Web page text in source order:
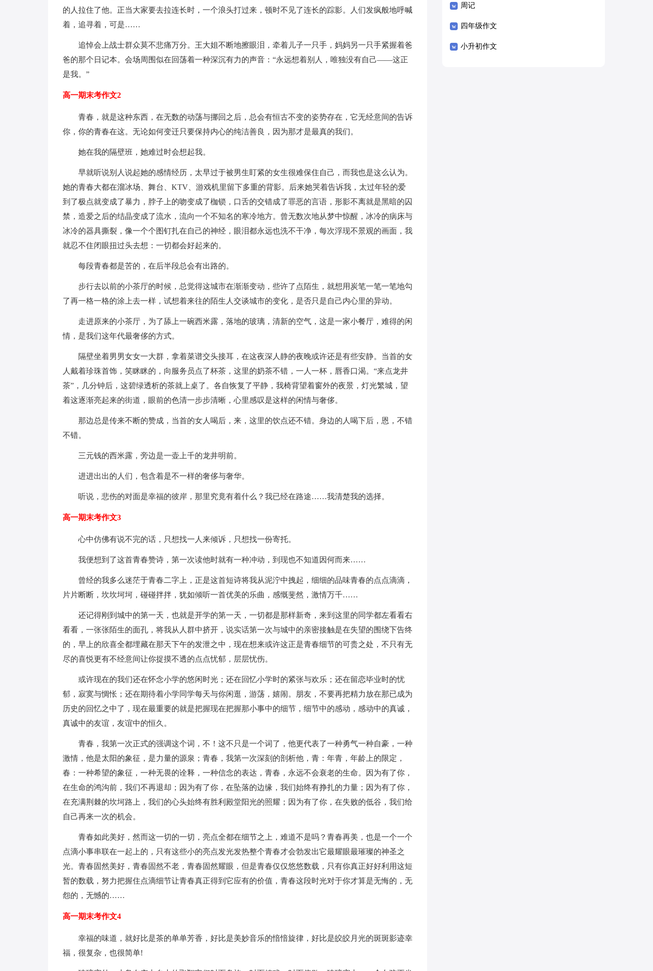
的人拉住了他。正当大家要去拉连长时，一个浪头打过来，顿时不见了连长的踪影。人们发疯般地呼喊
着，追寻着，可是……
追悼会上战士群众莫不悲痛万分。王大姐不断地擦眼泪，牵着儿子一只手，妈妈另一只手紧握着爸
爸的那个日记本。会场周围似在回荡着一种深沉有力的声音：“永远想着别人，唯独没有自己——这正
是我。”
高一期末考作文2
青春，就是这种东西，在无数的动荡与挪回之后，总会有恒古不变的姿势存在，它无经意间的告诉
你，你的青春在这。无论如何变迁只要保持内心的纯洁善良，因为那才是最真的我们。
她在我的隔壁班，她难过时会想起我。
早就听说别人说起她的感情经历，太早过于被男生盯紧的女生很难保住自己，而我也是这么认为。
她的青春大都在溜冰场、舞台、KTV、游戏机里留下多重的背影。后来她哭着告诉我，太过年轻的爱
到了极点就变成了暴力，脖子上的吻变成了枷锁，口舌的交错成了罪恶的言语，形影不离就是黑暗的囚
禁，造爱之后的结晶变成了流水，流向一个不知名的寒冷地方。曾无数次地从梦中惊醒，冰冷的病床与
冰冷的器具撕裂，像一个个图钉扎在自己的神经，眼泪都永远也洗不干净，每次浮现不景观的画面，我
就忍不住闭眼扭过头去想：一切都会好起来的。
每段青春都是苦的，在后半段总会有出路的。
步行去以前的小茶厅的时候，总觉得这城市在渐渐变动，些许了点陌生，就想用炭笔一笔一笔地勾
了再一格一格的涂上去一样，试想着来往的陌生人交谈城市的变化，是否只是自己内心里的异动。
走进原来的小茶厅，为了舔上一碗西米露，落地的玻璃，清新的空气，这是一家小餐厅，难得的闲
情，是我们这年代最奢侈的方式。
隔壁坐着男男女女一大群，拿着菜谱交头接耳，在这夜深人静的夜晚或许还是有些安静。当首的女
人戴着珍珠首饰，笑眯眯的，向服务员点了杯茶，这里的奶茶不错，一人一杯，唇香口渴。“来点龙井
茶”，几分钟后，这碧绿透析的茶就上桌了。各自恢复了平静，我椅背望着窗外的夜景，灯光繁城，望
着这逐渐亮起来的街道，眼前的色清一步步清晰，心里感叹是这样的闲情与奢侈。
那边总是传来不断的赞成，当首的女人喝后，来，这里的饮点还不错。身边的人喝下后，恩，不错
不错。
三元钱的西米露，旁边是一壶上千的龙井明前。
进进出出的人们，包含着是不一样的奢侈与奢华。
听说，悲伤的对面是幸福的彼岸，那里究竟有着什么？我已经在路途……我清楚我的选择。
高一期末考作文3
心中仿佛有说不完的话，只想找一人来倾诉，只想找一份寄托。
我便想到了这首青春赞诗，第一次读他时就有一种冲动，到现也不知道因何而来……
曾经的我多么迷茫于青春二字上，正是这首短诗将我从泥泞中拽起，细细的品味青春的点点滴滴，
片片断断，坎坎坷坷，碰碰拌拌，犹如倾听一首优美的乐曲，感慨斐然，激情万千……
还记得刚到城中的第一天，也就是开学的第一天，一切都是那样新奇，来到这里的同学都左看看右
看看，一张张陌生的面孔，将我从人群中挤开，说实话第一次与城中的亲密接触是在失望的围绕下告终
的，早上的欣喜全都埋藏在那天下午的发泄之中，现在想来或许这正是青春细节的可贵之处，不只有无
尽的喜悦更有不经意间让你捉摸不透的点点忧郁，层层忧伤。
或许现在的我们还在怀念小学的悠闲时光；还在回忆小学时的紧张与欢乐；还在留恋毕业时的忧
郁，寂寞与惆怅；还在期待着小学同学每天与你闲逛，游荡，嬉闹。朋友，不要再把精力放在那已成为
历史的回忆之中了，现在最重要的就是把握现在把握那小事中的细节，细节中的感动，感动中的真诚，
真诚中的友谊，友谊中的恒久。
青春，我第一次正式的强调这个词，不！这不只是一个词了，他更代表了一种勇气一种自豪，一种
激情，他是太阳的象征，是力量的源泉；青春，我第一次深刻的剖析他，青：年青，年龄上的限定，
春：一种希望的象征，一种无畏的诠释，一种信念的表达，青春，永远不会衰老的生命。因为有了你，
在生命的鸿沟前，我们不再退却；因为有了你，在坠落的边缘，我们始终有挣扎的力量；因为有了你，
在充满荆棘的坎坷路上，我们的心头始终有胜利殿堂阳光的照耀；因为有了你，在失败的低谷，我们给
自己再来一次的机会。
青春如此美好，然而这一切的一切，亮点全都在细节之上，难道不是吗？青春再美，也是一个一个
点滴小事串联在一起上的，只有这些小的亮点发光发热整个青春才会勃发出它最耀眼最璀璨的神圣之
光。青春固然美好，青春固然不老，青春固然耀眼，但是青春仅仅悠悠数载，只有你真正好好利用这短
暂的数载，努力把握住点滴细节让青春真正得到它应有的价值，青春这段时光对于你才算是无悔的，无
怨的，无憾的……
高一期末考作文4
幸福的味道，就好比是茶的单单芳香，好比是美妙音乐的愔愔旋律，好比是皎皎月光的斑斑影迹幸
福，很复杂，也很简单!
周记
四年级作文
小升初作文